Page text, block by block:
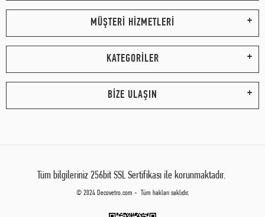
MÜŞTERİ HİZMETLERİ
KATEGORİLER
BİZE ULAŞIN
Tüm bilgileriniz 256bit SSL Sertifikası ile korunmaktadır.
© 2024 Decovetro.com - Tüm hakları saklıdır.